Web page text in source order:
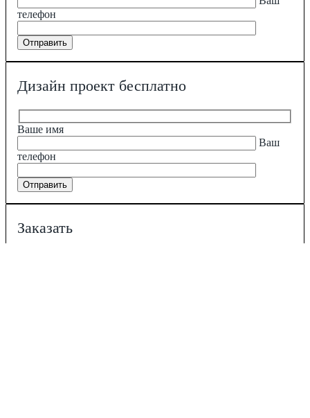
телефон
Дизайн проект бесплатно
Ваше имя
Ваш
телефон
Заказать